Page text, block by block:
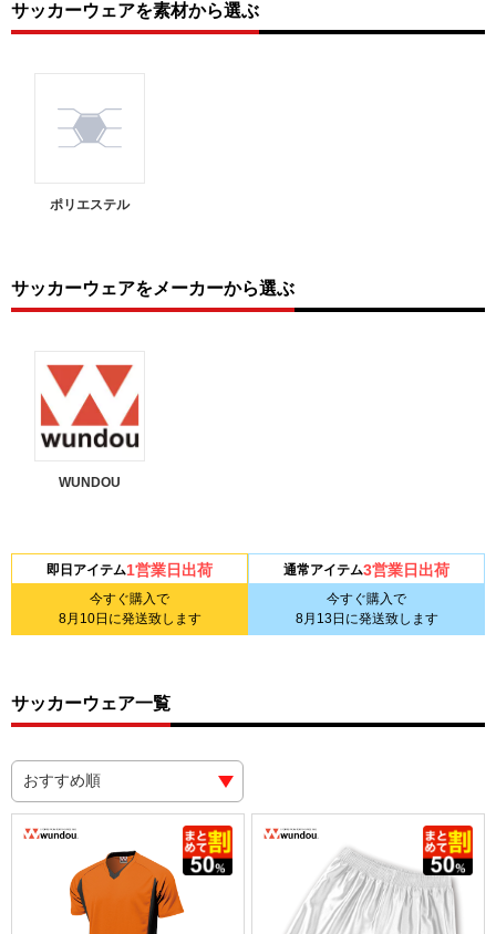
サッカーウェアを素材から選ぶ
ポリエステル
サッカーウェアをメーカーから選ぶ
WUNDOU
即日アイテム1営業日出荷
今すぐ購入で
8月10日 に発送致します
通常アイテム3営業日出荷
今すぐ購入で
8月13日 に発送致します
サッカーウェア一覧